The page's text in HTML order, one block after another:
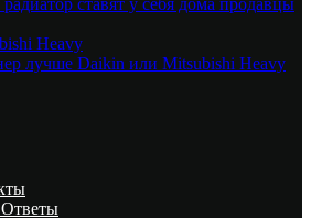
лучше Daikin или Mitsubishi Heavy